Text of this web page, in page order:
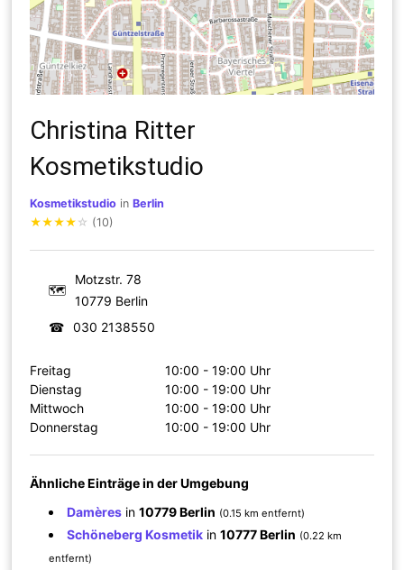
Christina Ritter
Kosmetikstudio
Kosmetikstudio inBerlin
★★★★ ☆ (10)
🗺
Motzstr. 78
10779 Berlin
☎
030 2138550
Freitag
10:00 - 19:00 Uhr
Dienstag
10:00 - 19:00 Uhr
Mittwoch
10:00 - 19:00 Uhr
Donnerstag
10:00 - 19:00 Uhr
Ähnliche Einträge in der Umgebung
Damères in10779 Berlin (0.15 km entfernt)
Schöneberg Kosmetik in10777 Berlin (0.22 km
entfernt)